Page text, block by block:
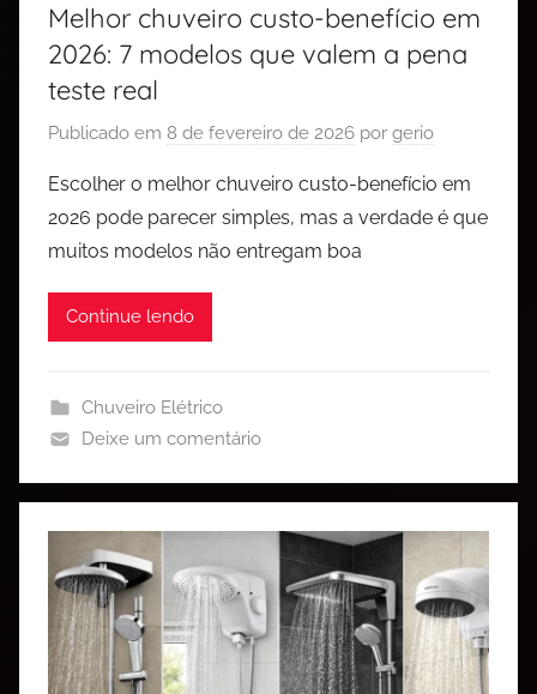
Melhor chuveiro custo-benefício em
2026: 7 modelos que valem a pena
teste real
Publicado em 8 de fevereiro de 2026 por gerio
Escolher o melhor chuveiro custo-benefício em
2026 pode parecer simples, mas a verdade é que
muitos modelos não entregam boa
Continue lendo
Chuveiro Elétrico
Deixe um comentário